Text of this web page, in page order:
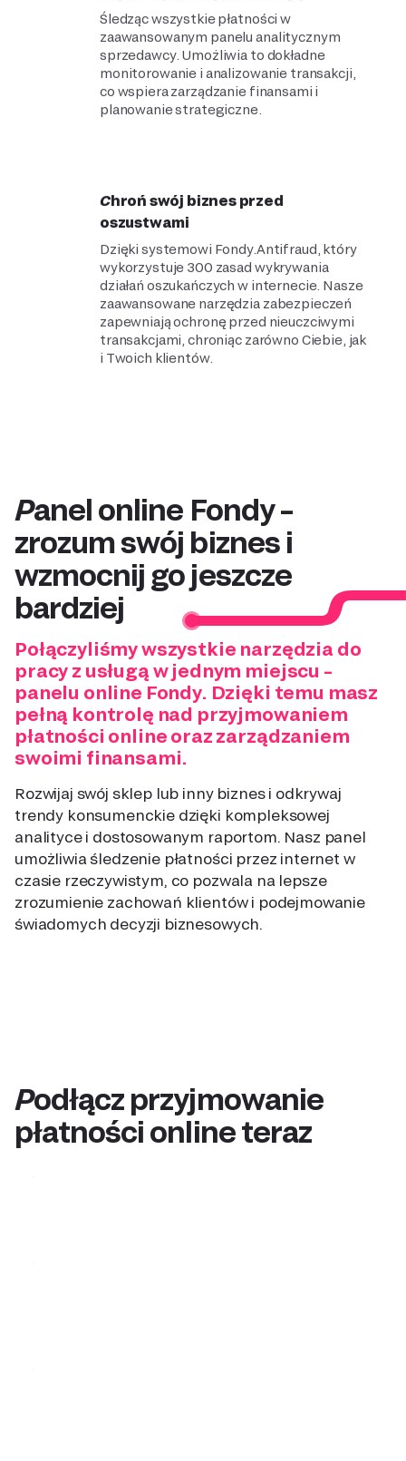
Śledząc wszystkie płatności w
zaawansowanym panelu analitycznym
sprzedawcy. Umożliwia to dokładne
monitorowanie i analizowanie transakcji,
co wspiera zarządzanie finansami i
planowanie strategiczne.
Chroń swój biznes przed
oszustwami
Dzięki systemowi Fondy.Antifraud, który
wykorzystuje 300 zasad wykrywania
działań oszukańczych w internecie. Nasze
zaawansowane narzędzia zabezpieczeń
zapewniają ochronę przed nieuczciwymi
transakcjami, chroniąc zarówno Ciebie, jak
i Twoich klientów.
Panel online Fondy –
zrozum swój biznes i
wzmocnij go jeszcze
bardziej
Połączyliśmy wszystkie narzędzia do
pracy z usługą w jednym miejscu –
panelu online Fondy. Dzięki temu masz
pełną kontrolę nad przyjmowaniem
płatności online oraz zarządzaniem
swoimi finansami.
Rozwijaj swój sklep lub inny biznes i odkrywaj
trendy konsumenckie dzięki kompleksowej
analityce i dostosowanym raportom. Nasz panel
umożliwia śledzenie płatności przez internet w
czasie rzeczywistym, co pozwala na lepsze
zrozumienie zachowań klientów i podejmowanie
świadomych decyzji biznesowych.
Podłącz przyjmowanie
płatności online teraz